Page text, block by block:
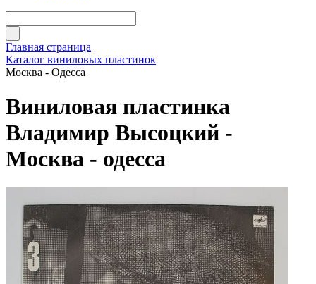
Главная страница
Каталог виниловых пластинок
Москва - Одесса
Виниловая пластинка
Владимир Высоцкий -
Москва - одесса